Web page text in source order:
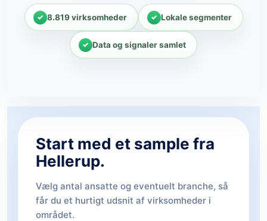
8.819 virksomheder Lokale segmenter
Data og signaler samlet
Start med et sample fra
Hellerup.
Vælg antal ansatte og eventuelt branche, så
får du et hurtigt udsnit af virksomheder i
området.